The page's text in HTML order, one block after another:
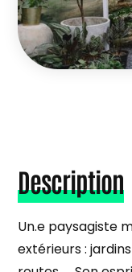
Description
Un.e paysagiste
extérieurs :